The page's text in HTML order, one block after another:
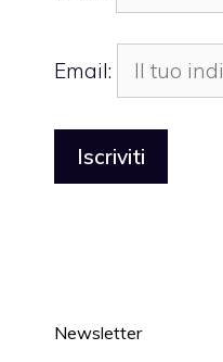
Email:
Newsletter